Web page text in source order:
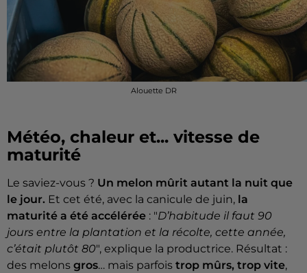
Alouette DR
Météo, chaleur et... vitesse de
maturité
Le saviez-vous ? Un melon mûrit autant la nuit que
le jour. Et cet été, avec la canicule de juin, la
maturité a été accélérée : "D’habitude il faut 90
jours entre la plantation et la récolte, cette année,
c’était plutôt 80", explique la productrice. Résultat :
des melons gros… mais parfois trop mûrs, trop vite,